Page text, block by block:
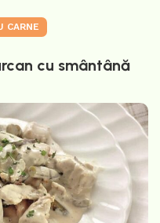
CARNE
cu smântână